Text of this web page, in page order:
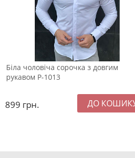
Біла чоловіча сорочка з довгим
рукавом Р-1013
899 грн.